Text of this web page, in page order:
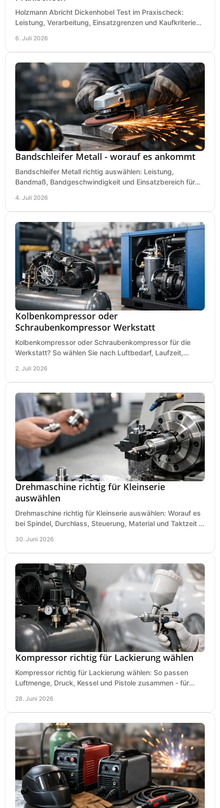
Holzmann Abricht Dickenhobel Test im Praxischeck:
Leistung, Verarbeitung, Einsatzgrenzen und Kaufkriterien
6. Juli 2026
Bandschleifer Metall - worauf es ankommt
Bandschleifer Metall richtig auswählen: Leistung,
Bandmaß, Bandgeschwindigkeit und Einsatzbereich für
4. Juli 2026
Kolbenkompressor oder
Schraubenkompressor Werkstatt
Kolbenkompressor oder Schraubenkompressor für die
Werkstatt? So wählen Sie nach Luftbedarf, Laufzeit,
2. Juli 2026
Drehmaschine richtig für Kleinserie
auswählen
Drehmaschine richtig für Kleinserie auswählen: Worauf es
bei Spindel, Durchlass, Steuerung, Material und Taktzeit in
30. Juni 2026
Kompressor richtig für Lackierung wählen
Kompressor richtig für Lackierung wählen: So passen
Luftmenge, Druck, Kessel und Pistole zusammen - für
28. Juni 2026